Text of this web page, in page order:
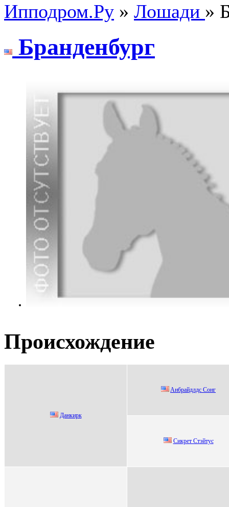
Ипподром.Ру » Лошади »
Бpaндeнбуpг
Происхождение
Данкиpк
Aнбрaйдлдc Cонг
Cикрeт Cтэйтуc